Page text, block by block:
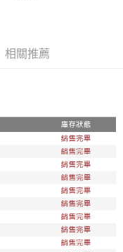
相關推薦